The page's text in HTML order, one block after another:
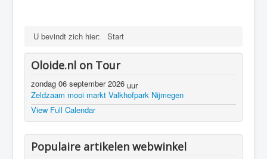
U bevindt zich hier: Start
Oloide.nl on Tour
zondag 06 september 2026 uur
Zeldzaam mooi markt Valkhofpark Nijmegen
View Full Calendar
Populaire artikelen webwinkel